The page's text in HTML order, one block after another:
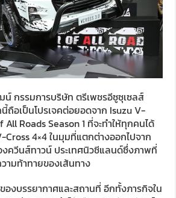
กรรมการบริษัท ตรีเพชรอีซูซุเซลส์
นี้ถือเป็นโปรเจคต่อยอดจาก Isuzu V-
All Roads Season 1 ที่จะทำให้ทุกคนได้
Cross 4×4 ในมุมที่แตกต่างออกไปจาก
องควีนส์ทาวน์ ประเทศนิวซีแลนด์ซึ่งภาพที่
ามท้าทายของเส้นทาง
องบรรยากาศและสถานที่ อีกทั้งภารกิจใน